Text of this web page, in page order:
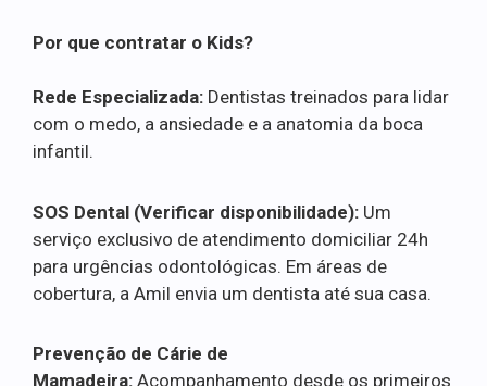
Por que contratar o Kids?
Rede Especializada: Dentistas treinados para lidar
com o medo, a ansiedade e a anatomia da boca
infantil.
SOS Dental (Verificar disponibilidade): Um
serviço exclusivo de atendimento domiciliar 24h
para urgências odontológicas. Em áreas de
cobertura, a Amil envia um dentista até sua casa.
Prevenção de Cárie de
Mamadeira: Acompanhamento desde os primeiros